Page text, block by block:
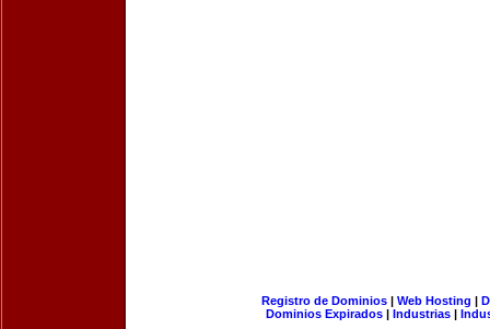
Registro de Dominios| Web Hosting |
Dominios Expirados | Industrias |